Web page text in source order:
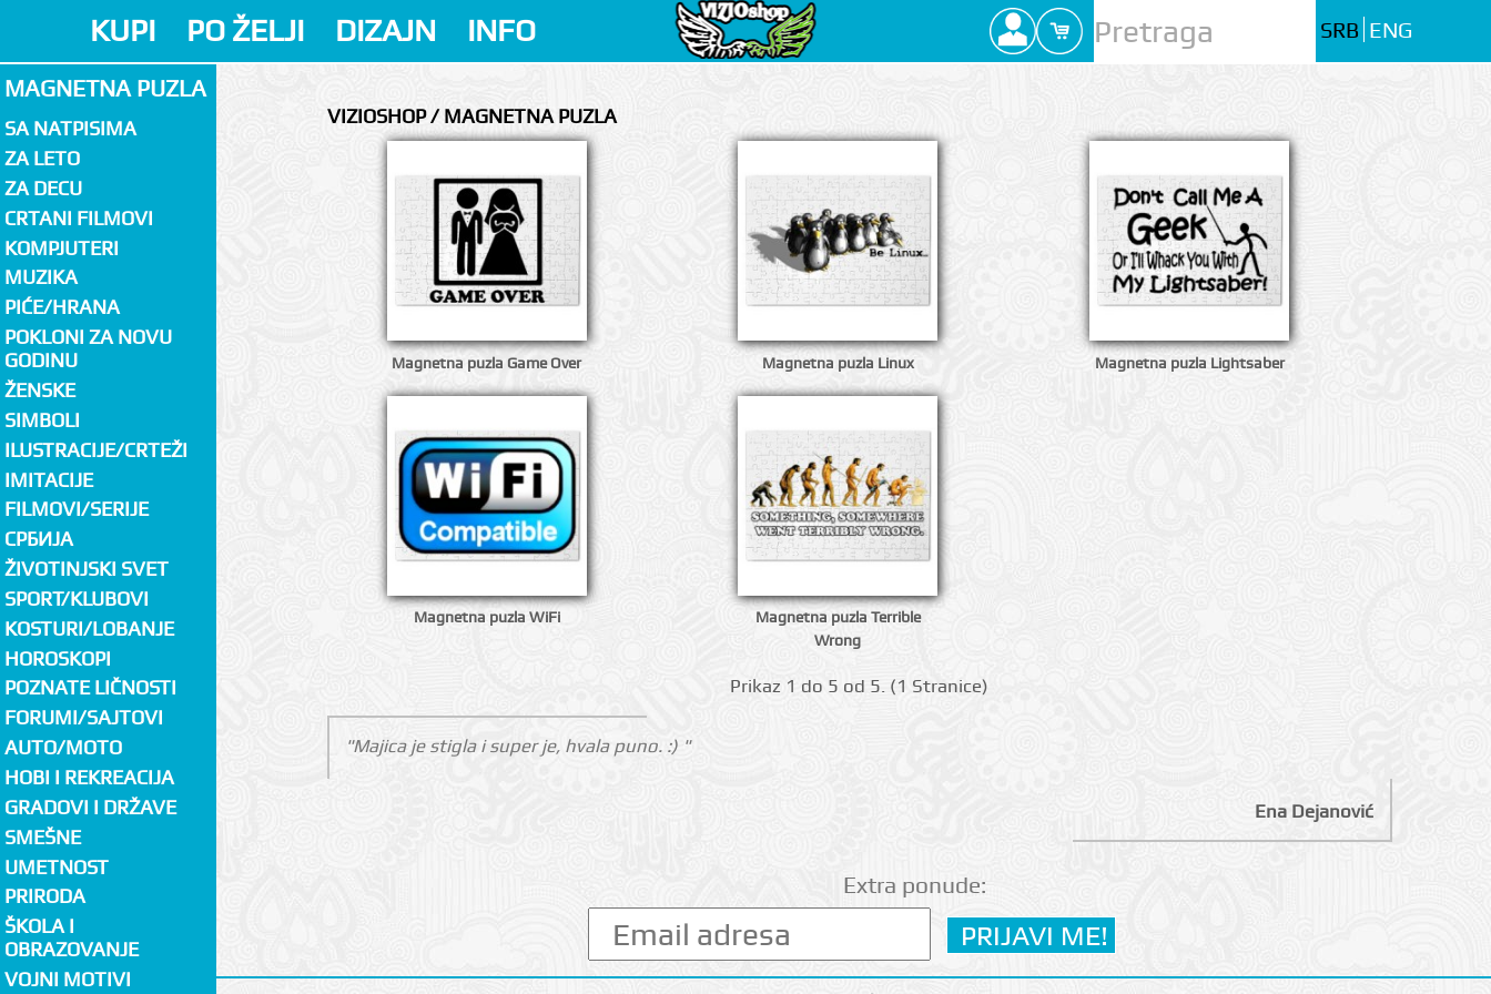
KUPI PO ŽELJI DIZAJN INFO SRB ENG
MAGNETNA PUZLA
SA NATPISIMA
ZA LETO
ZA DECU
CRTANI FILMOVI
KOMPJUTERI
MUZIKA
PIĆE/HRANA
POKLONI ZA NOVU
GODINU
ŽENSKE
SIMBOLI
ILUSTRACIJE/CRTEŽI
IMITACIJE
FILMOVI/SERIJE
СРБИЈА
ŽIVOTINJSKI SVET
SPORT/KLUBOVI
KOSTURI/LOBANJE
HOROSKOPI
POZNATE LIČNOSTI
FORUMI/SAJTOVI
AUTO/MOTO
HOBI I REKREACIJA
GRADOVI I DRŽAVE
SMEŠNE
UMETNOST
PRIRODA
ŠKOLA I
OBRAZOVANJE
VOJNI MOTIVI
VIZIOSHOP / MAGNETNA PUZLA
Magnetna puzla Game Over Magnetna puzla Linux Magnetna puzla Lightsaber
Magnetna puzla WiFi
Magnetna puzla Terrible
Wrong
Prikаz 1 do 5 оd 5. (1 Strаnicе)
"Majica je stigla i super je, hvala puno. :) "
Ena Dejanović
Extra ponude: